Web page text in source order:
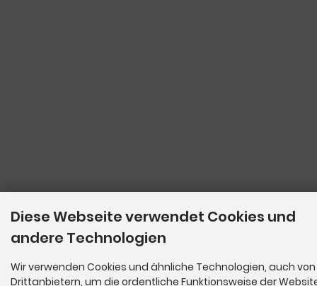
Diese Webseite verwendet Cookies und
andere Technologien
Wir verwenden Cookies und ähnliche Technologien, auch von
Drittanbietern, um die ordentliche Funktionsweise der